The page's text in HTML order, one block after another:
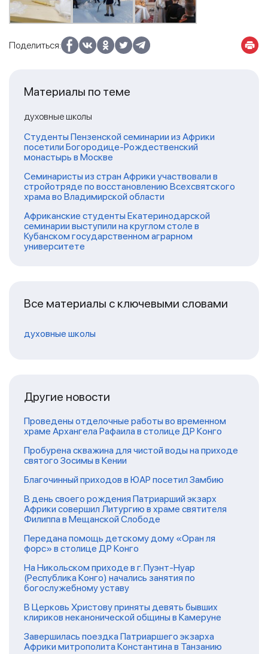
Поделиться:
Материалы по теме
духовные школы
Студенты Пензенской семинарии из Африки
посетили Богородице-Рождественский
монастырь в Москве
Семинаристы из стран Африки участвовали в
стройотряде по восстановлению Всехсвятского
храма во Владимирской области
Африканские студенты Екатеринодарской
семинарии выступили на круглом столе в
Кубанском государственном аграрном
университете
Все материалы с ключевыми словами
духовные школы
Другие новости
Проведены отделочные работы во временном
храме Архангела Рафаила в столице ДР Конго
Пробурена скважина для чистой воды на приходе
святого Зосимы в Кении
Благочинный приходов в ЮАР посетил Замбию
В день своего рождения Патриарший экзарх
Африки совершил Литургию в храме святителя
Филиппа в Мещанской Слободе
Передана помощь детскому дому «Оран ля
форс» в столице ДР Конго
На Никольском приходе в г. Пуэнт-Нуар
(Республика Конго) начались занятия по
богослужебному уставу
В Церковь Христову приняты девять бывших
клириков неканонической общины в Камеруне
Завершилась поездка Патриаршего экзарха
Африки митрополита Константина в Танзанию